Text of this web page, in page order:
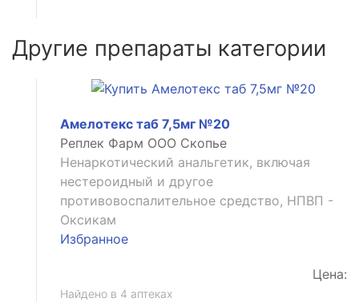
Другие препараты категории
Амелотекс таб 7,5мг №20
Реплек Фарм ООО Скопье
Ненаркотический анальгетик, включая
нестероидный и другое
противовоспалительное средство, НПВП -
Оксикам
Избранное
Цена:
Найдено в 4 аптеках